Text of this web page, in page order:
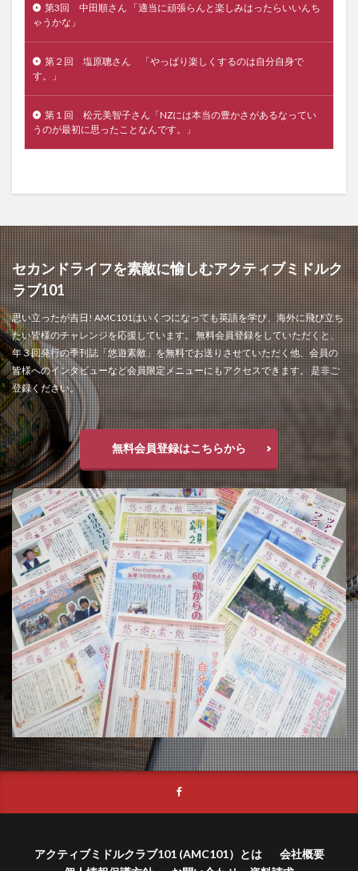
第3回 中田順さん 「適当に頑張らんと楽しみはったらいいんち
ゃうかな」
第２回 塩原聰さん 「やっぱり楽しくするのは自分自身で
す。」
第１回 松元美智子さん「NZには本当の豊かさがあるなってい
うのが最初に思ったことなんです。」
セカンドライフを素敵に愉しむアクティブミドルク
ラブ101
思い立ったが吉日! AMC101はいくつになっても英語を学び、海外に飛び立ち
たい皆様のチャレンジを応援しています。 無料会員登録をしていただくと、
年３回発行の季刊誌「悠遊素敵」を無料でお送りさせていただく他、会員の
皆様へのインタビューなど会員限定メニューにもアクセスできます。 是非ご
登録ください。
無料会員登録はこちらから
アクティブミドルクラブ101 (AMC101）とは
会社概要